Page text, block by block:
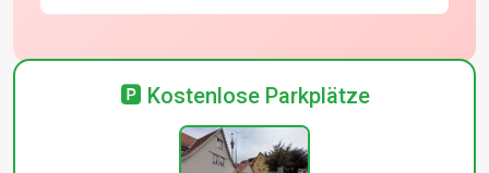
🅿️ Kostenlose Parkplätze